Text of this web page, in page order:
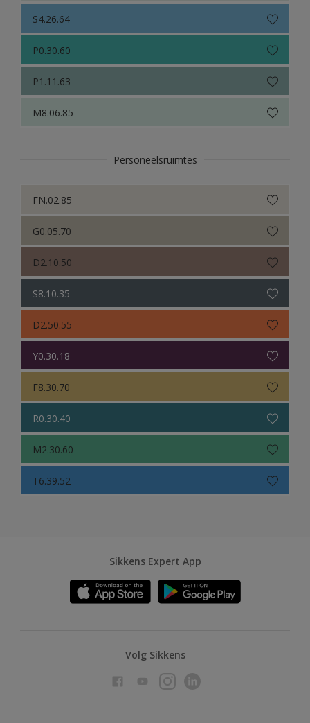
S4.26.64
P0.30.60
P1.11.63
M8.06.85
Personeelsruimtes
FN.02.85
G0.05.70
D2.10.50
S8.10.35
D2.50.55
Y0.30.18
F8.30.70
R0.30.40
M2.30.60
T6.39.52
Sikkens Expert App
Volg Sikkens